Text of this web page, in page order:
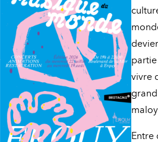
vivre
Entre